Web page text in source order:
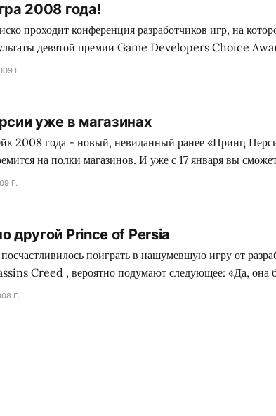
2008 года!
проходит конференция разработчиков игр, на
девятой премии Game Developers Choice
высокую награду «Игра года» получил проект
Г.
уже в магазинах
2008 года - новый, невиданный ранее «Принц
на полки магазинов. И уже с 17 января вы
в совсем новую легенду, рассказываемую
Г.
другой Prince of Persia
поиграть в нашумевшую игру от
Creed , вероятно подумают следующее: «Да, она
они превратили это в Prince of Persia». По правде
Г.